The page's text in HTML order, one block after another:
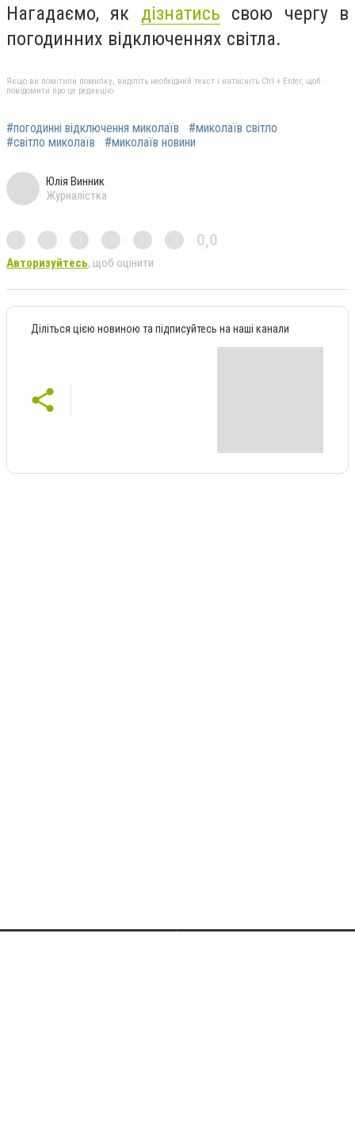
Нагадаємо, як дізнатись свою чергу в
погодинних відключеннях світла.
Якщо ви помітили помилку, виділіть необхідний текст і натисніть Ctrl + Enter, щоб
повідомити про це редакцію
#погодинні відключення миколаїв
#миколаїв світло
#світло миколаїв
#миколаїв новини
Юлія Винник
Журналістка
0,0
Авторизуйтесь, щоб оцінити
Діліться цією новиною та підписуйтесь на наші канали